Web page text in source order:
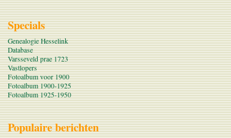
Specials
Genealogie Hesselink
Database
Varsseveld prae 1723
Vastlopers
Fotoalbum voor 1900
Fotoalbum 1900-1925
Fotoalbum 1925-1950
Populaire berichten